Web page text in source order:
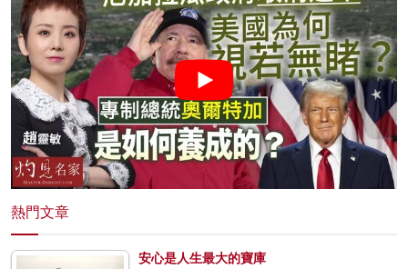
熱門文章
安心是人生最大的寶庫